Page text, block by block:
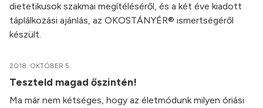
dietetikusok szakmai megítéléséről, és a két éve kiadott
táplálkozási ajánlás, az OKOSTÁNYÉR® ismertségéről
készült.
2018. OKTÓBER 5.
Teszteld magad őszintén!
Ma már nem kétséges, hogy az életmódunk milyen óriási